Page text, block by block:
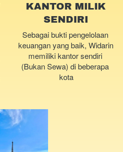
KANTOR MILIK
SENDIRI
Sebagai bukti pengelolaan
keuangan yang baik, Widarin
memiliki kantor sendiri
(Bukan Sewa) di beberapa
kota